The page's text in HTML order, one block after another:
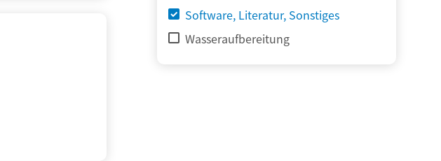
Software, Literatur, Sonstiges
Wasseraufbereitung